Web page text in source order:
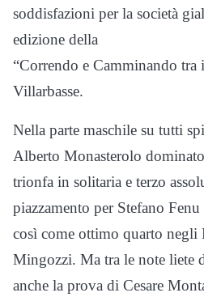
soddisfazioni per la società
edizione della
“Correndo e Camminando tra
Villarbasse.
Nella parte maschile su tutti
Alberto Monasterolo
trionfa in solitaria e terzo
piazzamento per Stefano
così come ottimo quarto
Mingozzi. Ma tra le note liete
anche la prova di Cesare